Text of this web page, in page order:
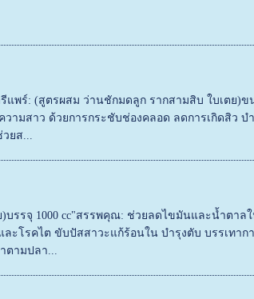
พร์: (สูตรผสม ว่านชักมดลูก รากสามสิบ ใบเตย)ข
ามสาว ด้วยการกระชับช่องคลอด ลดการเกิดสิว บ
ยส...
บรรจุ 1000 cc"สรรพคุณ: ช่วยลดไขมันและน้ำตาลใ
ละโรคไต ขับปัสสาวะแก้ร้อนใน บำรุงตับ บรรเทาก
ตามปลา...